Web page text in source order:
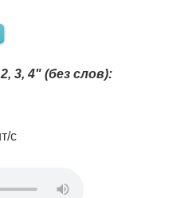
3, 4" (без слов):
с